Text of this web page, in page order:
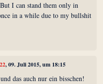
I can stand them only in
in a while due to my bullshit
, 09. Juli 2015, um 18:15
das auch nur ein bisschen!